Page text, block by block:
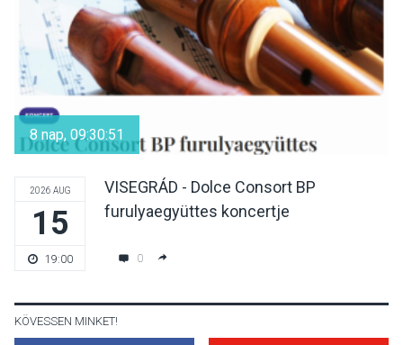
Surány Fesztivált
KULTÚRA 2026 AUG 05
Mordái folk-rock koncert
lesz a pilismaróti Duna-
parton
KULTÚRA
8 nap, 09:30:50
2026 AUG
15
19:00
VISEGRÁD - Dolce Consort BP
furulyaegyüttes koncertje
0
KÖVESSEN MINKET!